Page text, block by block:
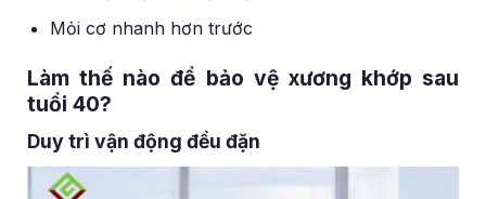
Mỏi cơ nhanh hơn trước
Làm thế nào để bảo vệ xương khớp sau
tuổi 40?
Duy trì vận động đều đặn